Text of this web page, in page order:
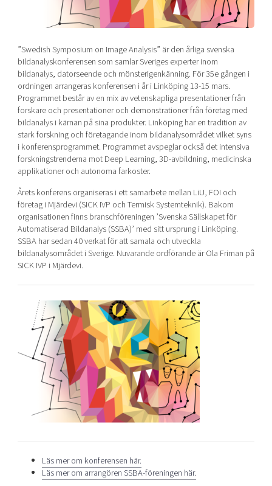
Shaping cities and regions
Bright East
East Sweden Tech Women
Reversed mentorship
Current offers and activities
Upscaling
Talent & skills
Startup & industry collaboration
Offers to boost your business
Funding opportunities
Our community of companies
Projects
Publications
Project toolbox
Our clusters
Reach out to us
Today's lunch in Mjärdevi
”Swedish Symposium on Image Analysis” är den årliga svenska
bildanalyskonferensen som samlar Sveriges experter inom
bildanalys, datorseende och mönsterigenkänning. För 35e gången i
ordningen arrangeras konferensen i år i Linköping 13-15 mars.
Programmet består av en mix av vetenskapliga presentationer från
forskare och presentationer och demonstrationer från företag med
bildanalys i kärnan på sina produkter. Linköping har en tradition av
stark forskning och företagande inom bildanalysområdet vilket syns
i konferensprogrammet. Programmet avspeglar också det intensiva
forskningstrenderna mot Deep Learning, 3D-avbildning, medicinska
applikationer och autonoma farkoster.
Årets konferens organiseras i ett samarbete mellan LiU, FOI och
företag i Mjärdevi (SICK IVP och Termisk Systemteknik). Bakom
organisationen finns branschföreningen ’Svenska Sällskapet för
Automatiserad Bildanalys (SSBA)’ med sitt ursprung i Linköping.
SSBA har sedan 40 verkat för att samala och utveckla
bildanalysområdet i Sverige. Nuvarande ordförande är Ola Friman på
SICK IVP i Mjärdevi.
Läs mer om konferensen här.
Läs mer om arrangören SSBA-föreningen här.